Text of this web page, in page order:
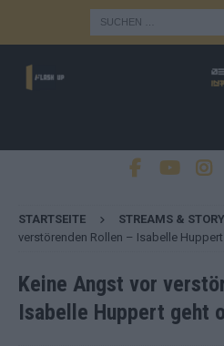
STARTSEITE STREAMS &
verstörenden Rollen – Isabelle
Keine Angst vor
Isabelle Huppert geht